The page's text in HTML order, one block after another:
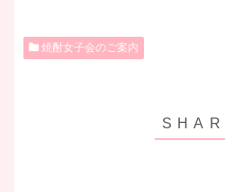
焼酎女子会のご案内